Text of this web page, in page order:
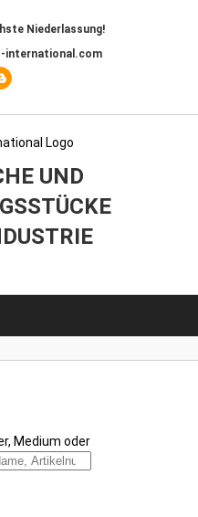
Niederlassung!
international.com
UND
Medium oder